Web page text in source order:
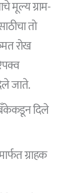
मूल्य ग्राम-
तो
रोख
जाते.
बँकेकडून दिले
ग्राहक